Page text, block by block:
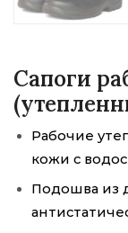
Сапоги
Рабочие
кожи с
Подошва из